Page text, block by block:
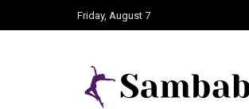
Friday, August 7